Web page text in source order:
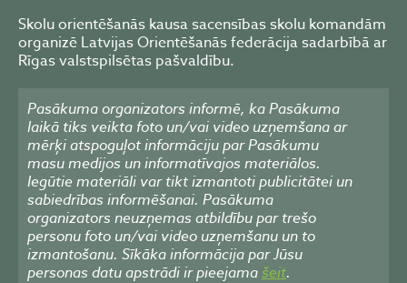
Skolu orientēšanās kausa sacensības skolu komandām
organizē Latvijas Orientēšanās federācija sadarbībā ar
Rīgas valstspilsētas pašvaldību.
Pasākuma organizators informē, ka Pasākuma
laikā tiks veikta foto un/vai video uzņemšana ar
mērķi atspoguļot informāciju par Pasākumu
masu medijos un informatīvajos materiālos.
Iegūtie materiāli var tikt izmantoti publicitātei un
sabiedrības informēšanai. Pasākuma
organizators neuzņemas atbildību par trešo
personu foto un/vai video uzņemšanu un to
izmantošanu. Sīkāka informācija par Jūsu
personas datu apstrādi ir pieejamašeit.